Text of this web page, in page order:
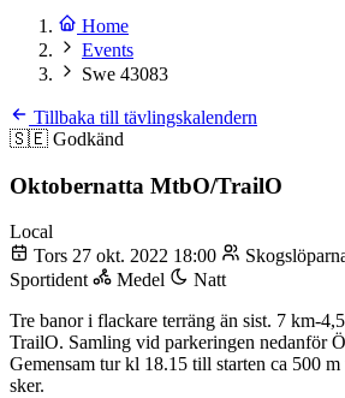
Home
Events
Swe 43083
Tillbaka till tävlingskalendern
🇸🇪 Godkänd
Oktobernatta MtbO/TrailO
Local
Tors 27 okt. 2022 18:00
Sportident
Medel
Natt
Tre banor i flackare terräng än sist. 7 km-
TrailO. Samling vid parkeringen nedanför
Gemensam tur kl 18.15 till starten ca 500 m
sker.